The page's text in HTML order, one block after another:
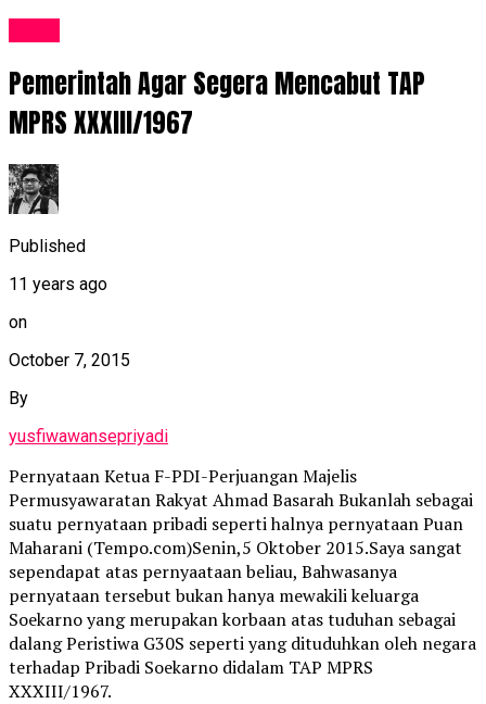
Pemerintah Agar Segera Mencabut TAP
MPRS XXXIII/1967
Published
11 years ago
on
October 7, 2015
By
yusfiwawansepriyadi
Pernyataan Ketua F-PDI-Perjuangan Majelis
Permusyawaratan Rakyat Ahmad Basarah Bukanlah sebagai
suatu pernyataan pribadi seperti halnya pernyataan Puan
Maharani (Tempo.com)Senin,5 Oktober 2015.Saya sangat
sependapat atas pernyaataan beliau, Bahwasanya
pernyataan tersebut bukan hanya mewakili keluarga
Soekarno yang merupakan korbaan atas tuduhan sebagai
dalang Peristiwa G30S seperti yang dituduhkan oleh negara
terhadap Pribadi Soekarno didalam TAP MPRS
XXXIII/1967.